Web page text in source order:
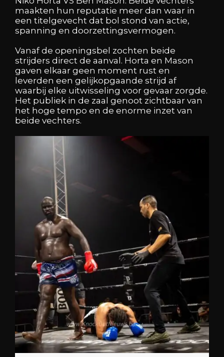
maakten hun reputatie meer dan waar in
een titelgevecht dat bol stond van actie,
spanning en doorzettingsvermogen.
Vanaf de openingsbel zochten beide
strijders direct de aanval. Horta en Mason
gaven elkaar geen moment rust en
leverden een gelijkopgaande strijd af
waarbij elke uitwisseling voor gevaar zorgde.
Het publiek in de zaal genoot zichtbaar van
het hoge tempo en de enorme inzet van
beide vechters.